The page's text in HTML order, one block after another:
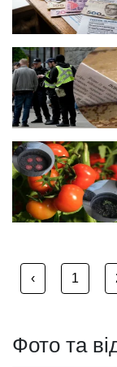
‹ 1
Фото та